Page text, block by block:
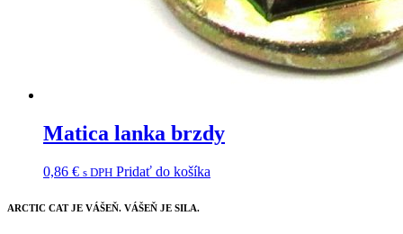
Matica lanka brzdy
0,86 € s DPH Pridať do košíka
ARCTIC CATJE VÁŠEŇ. VÁŠEŇ JE SILA.